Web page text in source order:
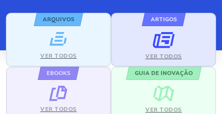
ARQUIVOS
VER TODOS
ARTIGOS
VER TODOS
EBOOKS
VER TODOS
GUIA DE INOVAÇÃO
VER TODOS